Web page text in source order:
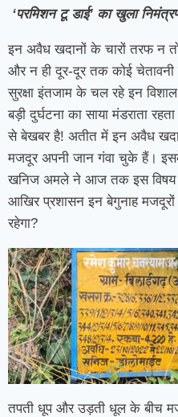
‘परमिशन टू डाई’ का खुला
इन अवैध खदानों के चारों तरफ न तो
और न ही दूर-दूर तक कोई चेतावनी
सुरक्षा इंतजाम के चल रहे इन
बड़ी दुर्घटना का साया मंडराता
से बेखबर है! अतीत में इन अवैध
मजदूर अपनी जान गंवा चुके हैं।
खनिज अमले ने आज तक इस विषय
आखिर प्रशासन इन बेगुनाह मजदूरों
रहेगा?
तपती धूप और उड़ती धूल के बीच